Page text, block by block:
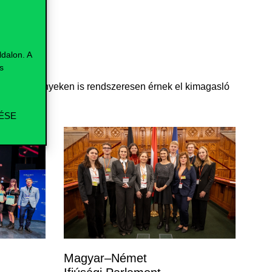
A
versenyeken is rendszeresen érnek el kimagasló
Magyar–Német